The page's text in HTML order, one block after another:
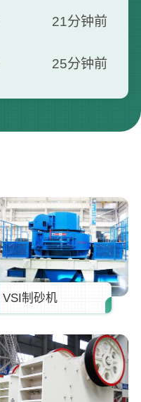
13分钟前
16分钟前
VSI制砂机